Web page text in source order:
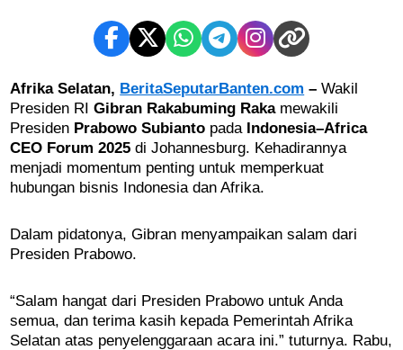
Afrika Selatan, BeritaSeputarBanten.com –Wakil
Presiden RIGibran Rakabuming Rakamewakili
Presiden Prabowo Subianto pada Indonesia–Africa
CEO Forum 2025 di Johannesburg. Kehadirannya
menjadi momentum penting untuk memperkuat
hubungan bisnis Indonesia dan Afrika.
Dalam pidatonya, Gibran menyampaikan salam dari
Presiden Prabowo.
“Salam hangat dari Presiden Prabowo untuk Anda
semua, dan terima kasih kepada Pemerintah Afrika
Selatan atas penyelenggaraan acara ini.” tuturnya. Rabu,